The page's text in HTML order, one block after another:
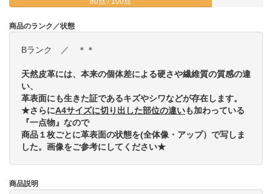
商品のランク／状態
Bランク ／ ＊＊
天然皮革には、本来の個体差による硬さや繊維質の質感の違
い、
革表面にも生きた証であるキズやシワなどが存在します。
★さらにA4サイズに切り出した部位の違いも加わっている
『一点物』なので
商品１枚ごとに革表面の状態を(全体像・アップ）で写しま
した。画像をご参考にしてください★
商品説明